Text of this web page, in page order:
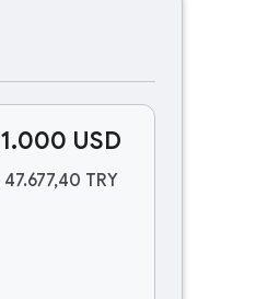
1.000 USD
47.677,40 TRY